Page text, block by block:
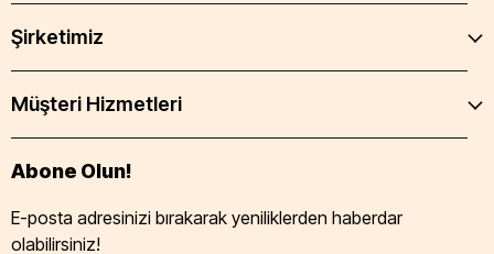
Şirketimiz
Müşteri Hizmetleri
Abone Olun!
E-posta adresinizi bırakarak yeniliklerden haberdar
olabilirsiniz!